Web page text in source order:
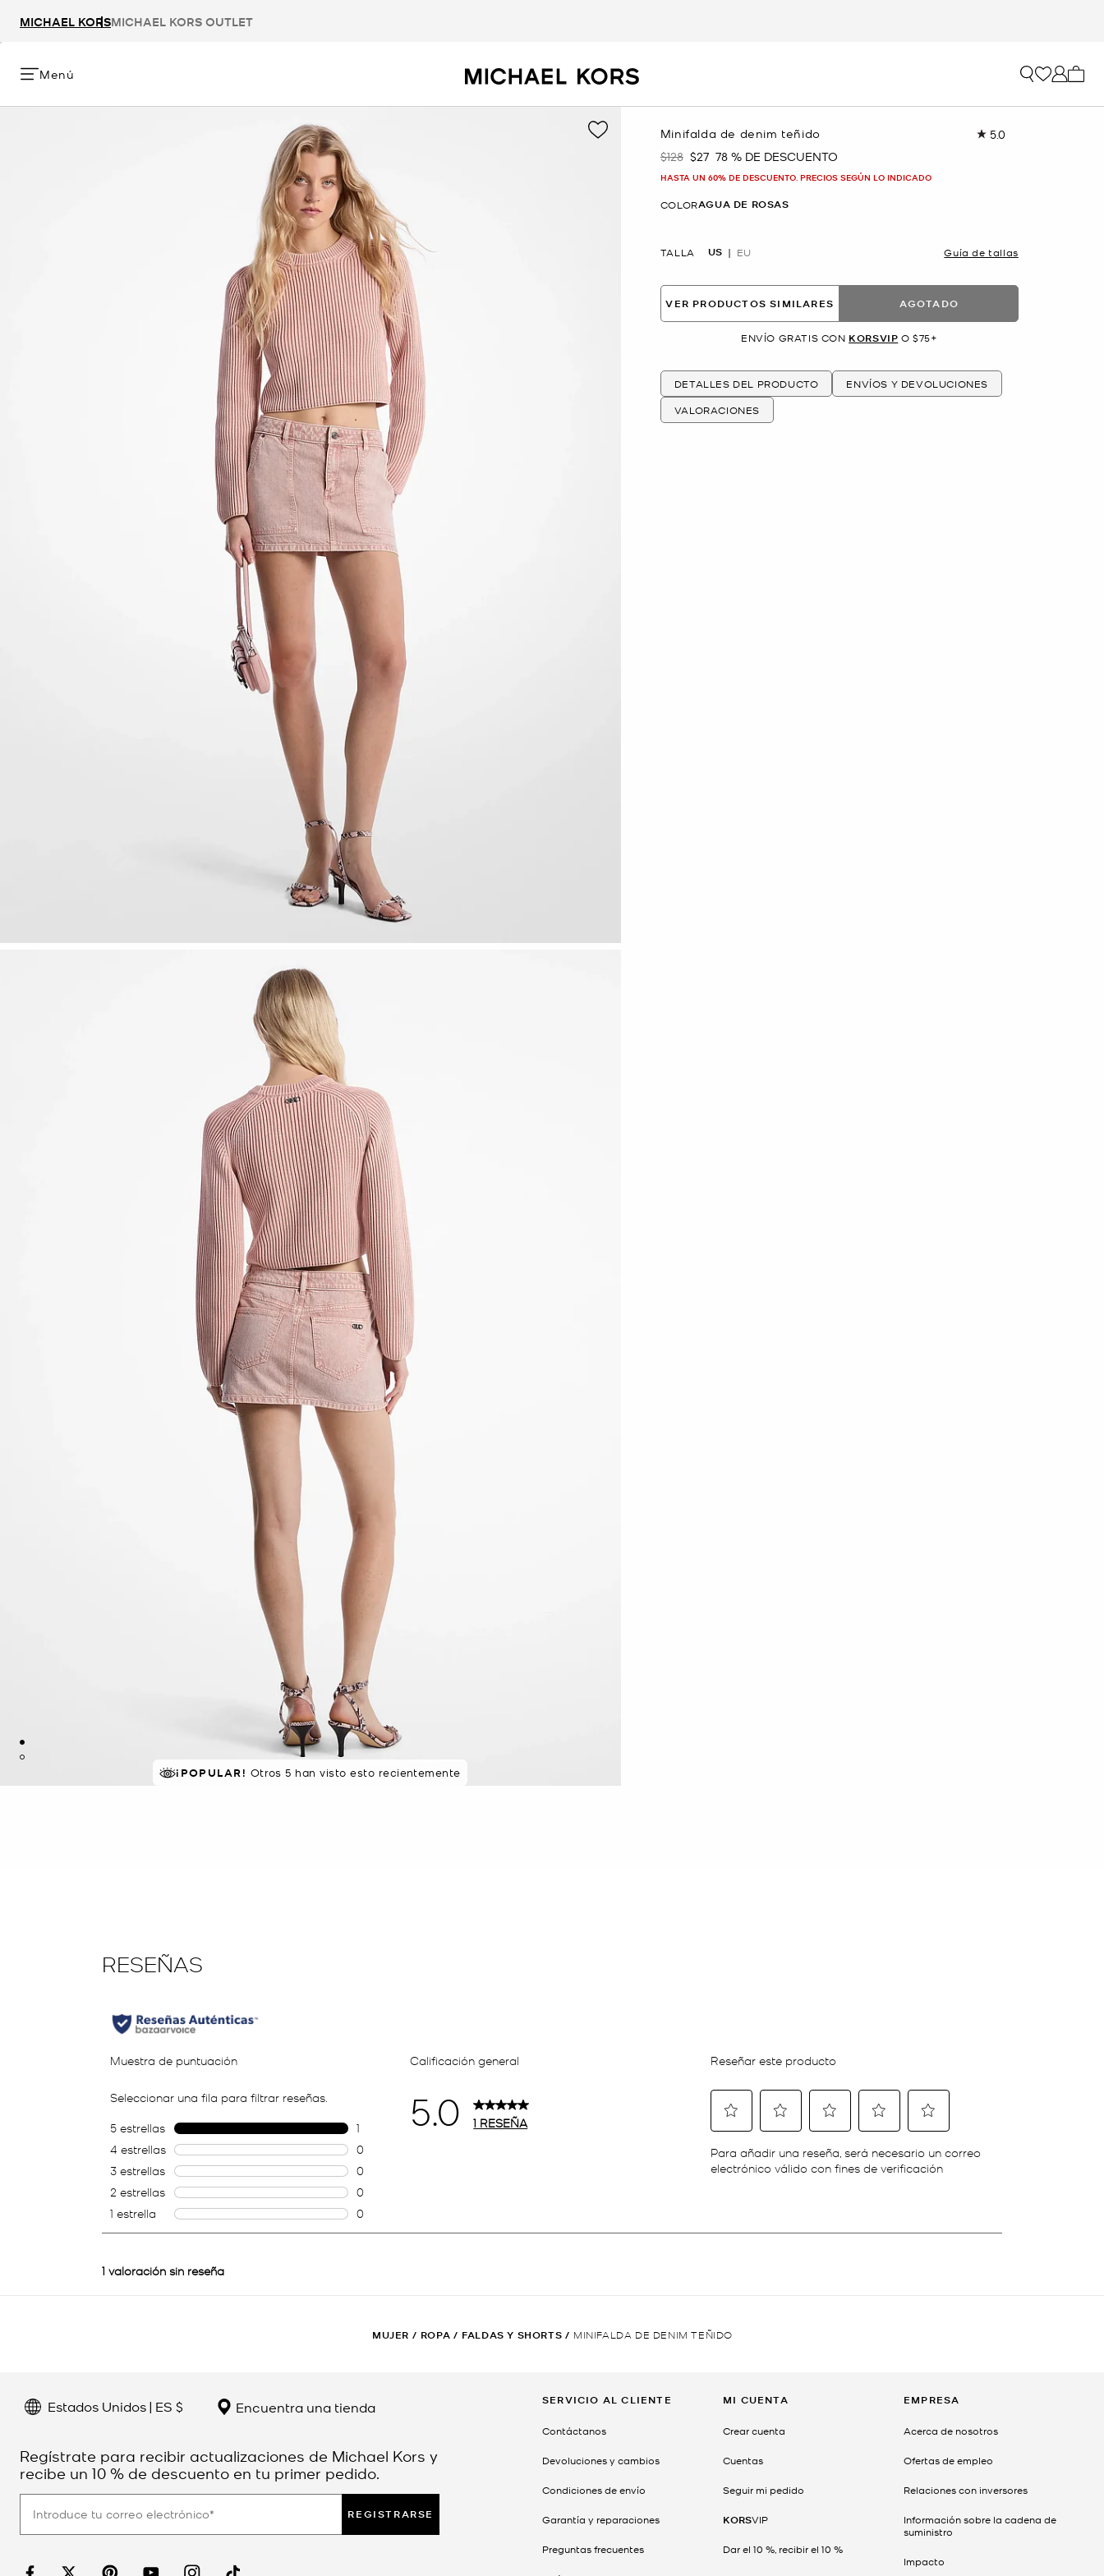
MICHAEL KORSMICHAEL KORS OUTLET
Menú
¡POPULAR! Otros 5 han visto esto recientemente
Minifalda de denim teñido 5.0
Era
$128 Ahora
$27 78 % DE DESCUENTO
HASTA UN 60% DE DESCUENTO. PRECIOS SEGÚN LO INDICADO
COLORAGUA DE ROSAS
TALLA US EU Guía de tallas
VER PRODUCTOS SIMILARES AGOTADO
ENVÍO GRATIS CON KORSVIP O $75+
DETALLES DEL PRODUCTO
ENVÍOS Y DEVOLUCIONES
VALORACIONES
MUJER / ROPA / FALDAS Y SHORTS / MINIFALDA DE DENIM TEÑIDO
Estados Unidos | ES $ Encuentra una tienda
Regístrate para recibir actualizaciones de Michael Kors y
recibe un 10 % de descuento en tu primer pedido.
REGISTRARSE
SERVICIO AL CLIENTE
Contáctanos
Devoluciones y cambios
Condiciones de envío
Garantía y reparaciones
Preguntas frecuentes
MI CUENTA
Crear cuenta
Cuentas
Seguir mi pedido
KORSVIP
Dar el 10 %, recibir el 10 %
EMPRESA
Acerca de nosotros
Ofertas de empleo
Relaciones con inversores
Información sobre la cadena de
suministro
Impacto